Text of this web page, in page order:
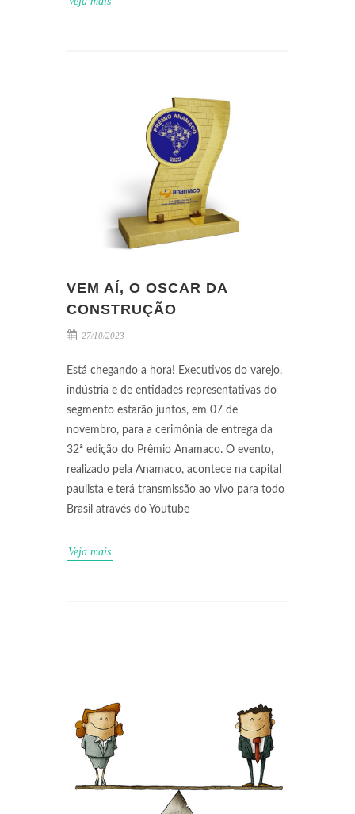
VEM AÍ, O OSCAR DA
CONSTRUÇÃO
27/10/2023
Está chegando a hora! Executivos do varejo,
indústria e de entidades representativas do
segmento estarão juntos, em 07 de
novembro, para a cerimônia de entrega da
32ª edição do Prêmio Anamaco. O evento,
realizado pela Anamaco, acontece na capital
paulista e terá transmissão ao vivo para todo
Brasil através do Youtube
Veja mais